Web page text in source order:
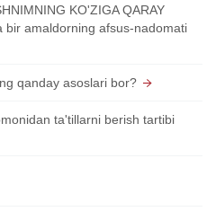
KO'ZIGA QARAY
bir amaldorning afsus-nadomati
qanday asoslari bor?
ta'tillarni berish tartibi